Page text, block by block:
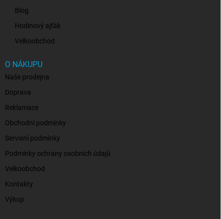
Blog
Hodinový ajťák
Velkoobchod
O NÁKUPU
Naše prodejna
Doprava
Reklamace
Obchodní podmínky
Servisní podmínky
Podmínky ochrany osobních údajů
Velkoobchod
Kontakty
Výkup